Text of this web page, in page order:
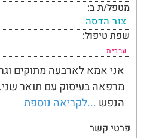
מטפל/ת ב:
צור הדסה
שפת טיפול:
עברית
אני אמא לארבעה מתוקים
מרפאה בעיסוק עם תואר
הנפש ...לקריאה נוספת
פרטי קשר